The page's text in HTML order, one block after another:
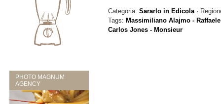
PHOTO MAGNUM
AGENCY
Categoria:Sararlo in Edicola·
Tags: Massimiliano Alajmo -
Carlos Jones - Monsieur